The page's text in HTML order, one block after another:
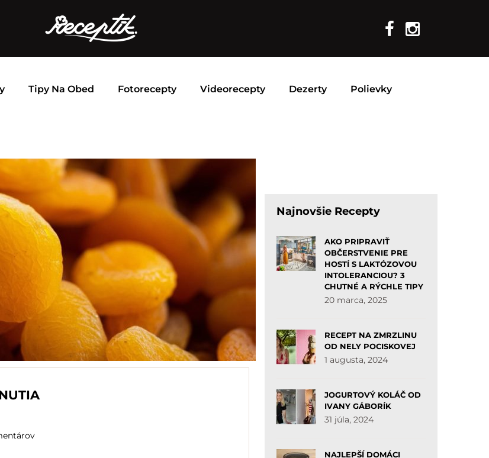
Tipy Na Obed Fotorecepty Videorecepty Dezerty Polievky
Najnovšie Recepty
AKO PRIPRAVIŤ
OBČERSTVENIE PRE
HOSTÍ S LAKTÓZOVOU
INTOLERANCIOU? 3
CHUTNÉ A RÝCHLE TIPY
20 marca, 2025
RECEPT NA ZMRZLINU
OD NELY POCISKOVEJ
1 augusta, 2024
JOGURTOVÝ KOLÁČ OD
IVANY GÁBORÍK
31 júla, 2024
NAJLEPŠÍ DOMÁCI